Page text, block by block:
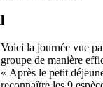
Voici la journée vue
groupe de manière
« Après le petit